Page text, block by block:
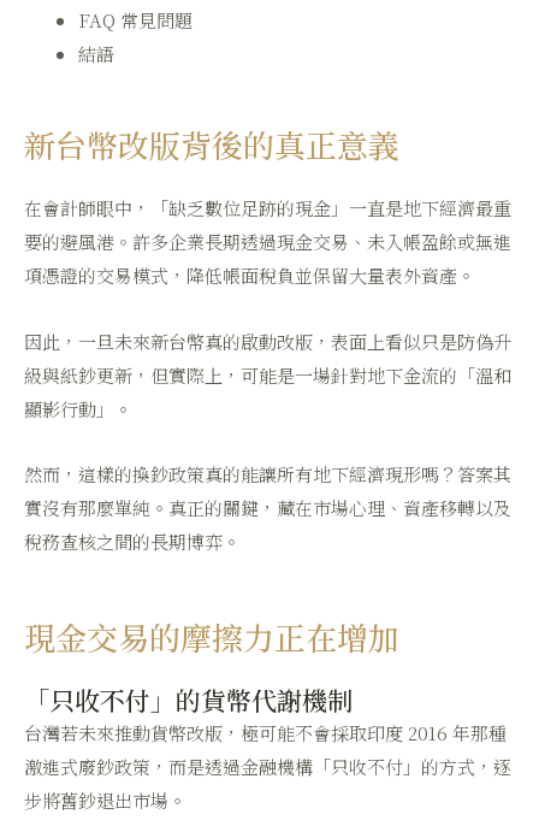
FAQ 常見問題
結語
新台幣改版背後的真正意義
在會計師眼中，「缺乏數位足跡的現金」一直是地下經濟最重
要的避風港。許多企業長期透過現金交易、未入帳盈餘或無進
項憑證的交易模式，降低帳面稅負並保留大量表外資產。
因此，一旦未來新台幣真的啟動改版，表面上看似只是防偽升
級與紙鈔更新，但實際上，可能是一場針對地下金流的「溫和
顯影行動」。
然而，這樣的換鈔政策真的能讓所有地下經濟現形嗎？答案其
實沒有那麼單純。真正的關鍵，藏在市場心理、資產移轉以及
稅務查核之間的長期博弈。
現金交易的摩擦力正在增加
「只收不付」的貨幣代謝機制
台灣若未來推動貨幣改版，極可能不會採取印度 2016 年那種
激進式廢鈔政策，而是透過金融機構「只收不付」的方式，逐
步將舊鈔退出市場。